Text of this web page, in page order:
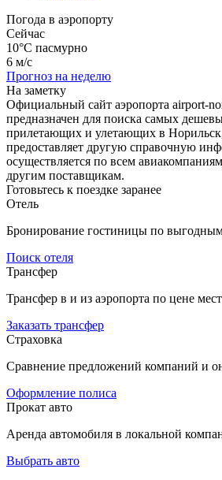
Погода в аэропорту
Сейчас
10°C пасмурно
6 м/с
Прогноз на неделю
На заметку
Официальный сайт аэропорта airport-
предназначен для поиска самых
прилетающих и улетающих в
предоставляет другую справочную
осуществляется по всем
другим поставщикам.
Готовьтесь к поездке заранее
Отель
Бронирование гостиницы по
Поиск отеля
Трансфер
Трансфер в и из аэропорта по цене
Заказать трансфер
Страховка
Сравнение предложений компаний и
Оформление полиса
Прокат авто
Аренда автомобиля в локальной
Выбрать авто